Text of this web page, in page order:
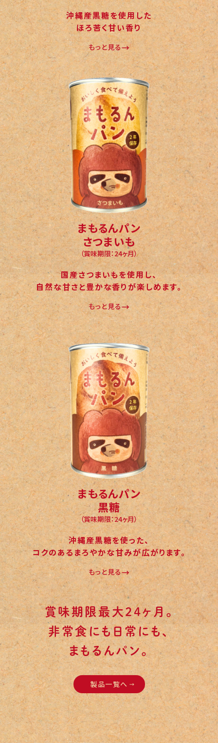
沖縄産黒糖を使用した
ほろ苦く甘い香り
もっと見る
まもるんパン
さつまいも
（賞味期限：24ヶ月）
国産さつまいもを使用し、
自然な甘さと豊かな香りが楽しめます。
もっと見る
まもるんパン
黒糖
（賞味期限：24ヶ月）
沖縄産黒糖を使った、
コクのあるまろやかな甘みが広がります。
もっと見る
賞味期限最大24ヶ月。
非常食にも日常にも、
まもるんパン。
製品一覧へ